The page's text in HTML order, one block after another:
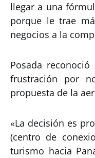
llegar a una
porque le trae
negocios a la
Posada
frustración por
propuesta de la
«La decisión es
(centro de
turismo hacia